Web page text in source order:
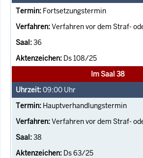
Fortsetzungstermin
Verfahren vor dem Straf-
36
Ds 108/25
Im Saal 38
09:00 Uhr
Hauptverhandlungstermin
Verfahren vor dem Straf-
38
Ds 63/25